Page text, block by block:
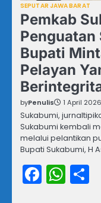
SEPUTAR JAWA BARAT
Pemkab
Bupati
Pelayan
byPenulis 1 April 2026
Sukabumi,
Sukabumi kembali
melalui pelantikan
Bupati Sukabumi, H